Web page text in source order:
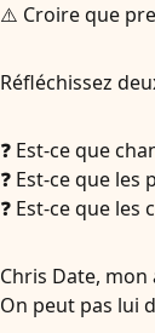
⚠️ Croire que
Réfléchissez
❓ Est-ce que
❓ Est-ce que
❓ Est-ce que
Chris Date,
On peut pas lui